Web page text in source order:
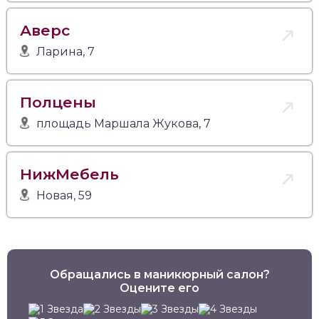
Аверс
Ларина, 7
Полцены
площадь Маршала Жукова, 7
НижМебель
Новая, 59
Обращались в маникюрный салон?
Оцените его